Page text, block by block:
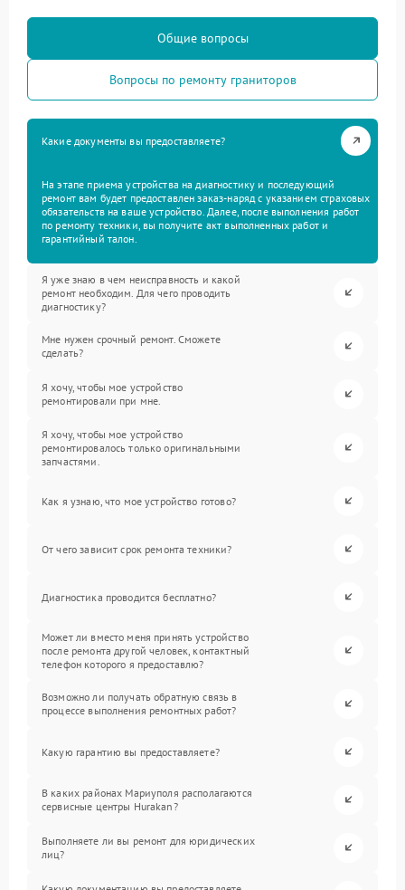
Общие вопросы
Вопросы по ремонту граниторов
Какие документы вы предоставляете?
На этапе приема устройства на диагностику и последующий
ремонт вам будет предоставлен заказ-наряд с указанием страховых
обязательств на ваше устройство. Далее, после выполнения работ
по ремонту техники, вы получите акт выполненных работ и
гарантийный талон.
Я уже знаю в чем неисправность и какой
ремонт необходим. Для чего проводить
диагностику?
Мне нужен срочный ремонт. Сможете
сделать?
Я хочу, чтобы мое устройство
ремонтировали при мне.
Я хочу, чтобы мое устройство
ремонтировалось только оригинальными
запчастями.
Как я узнаю, что мое устройство готово?
От чего зависит срок ремонта техники?
Диагностика проводится бесплатно?
Может ли вместо меня принять устройство
после ремонта другой человек, контактный
телефон которого я предоставлю?
Возможно ли получать обратную связь в
процессе выполнения ремонтных работ?
Какую гарантию вы предоставляете?
В каких районах Мариуполя располагаются
сервисные центры Hurakan?
Выполняете ли вы ремонт для юридических
лиц?